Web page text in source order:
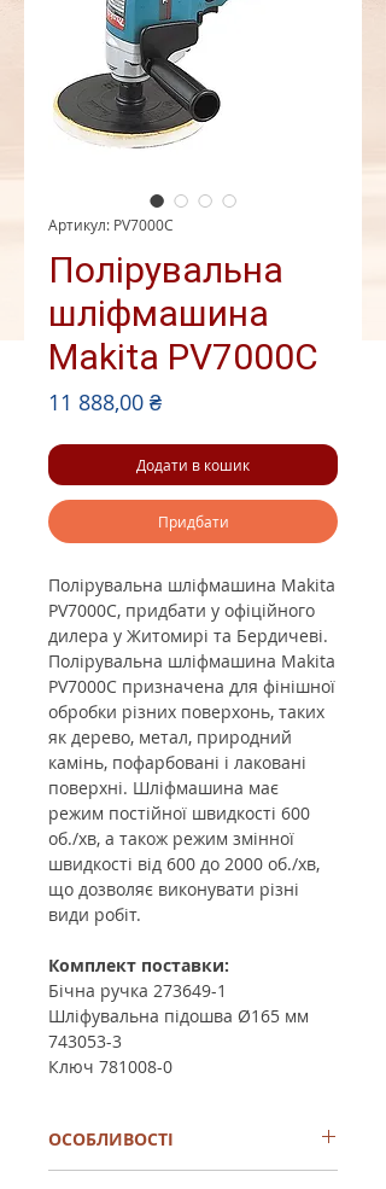
Артикул: PV7000C
Полірувальна
шліфмашина
Makita PV7000C
11 888,00 ₴Ціна
Додати в кошик
Придбати
Полірувальна шліфмашина Makita
PV7000C, придбати у офіційного
дилера у Житомирі та Бердичеві.
Полірувальна шліфмашина Makita
PV7000C призначена для фінішної
обробки різних поверхонь, таких
як дерево, метал, природний
камінь, пофарбовані і лаковані
поверхні. Шліфмашина має
режим постійної швидкості 600
об./хв, а також режим змінної
швидкості від 600 до 2000 об./хв,
що дозволяє виконувати різні
види робіт.
Комплект поставки:
Бічна ручка 273649-1
Шліфувальна підошва Ø165 мм
743053-3
Ключ 781008-0
ОСОБЛИВОСТІ